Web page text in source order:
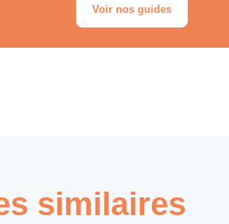
parasites : une résistance à nuancer
une maladie mortelle
contenir les racines avec une
Voir nos guides
similaires